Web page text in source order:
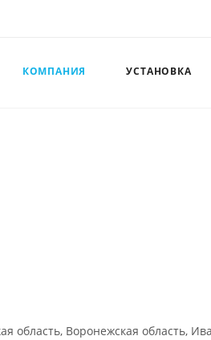
КОМПАНИЯ УСТАНОВКА
область, Воронежская область,